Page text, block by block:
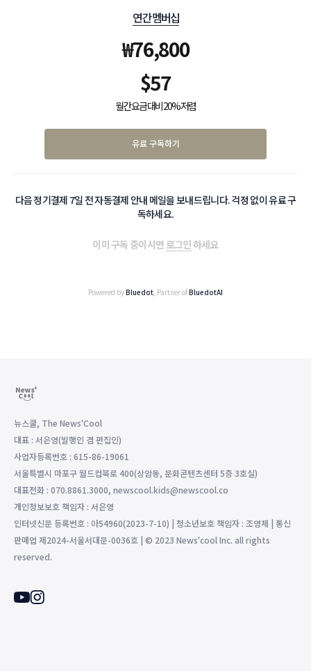
연간 멤버십
₩76,800
$57
월간 요금 대비 20% 저렴
유료 구독하기
다음 정기결제 7일 전 자동결제 안내 메일을 보내드립니다. 걱정 없이 유료 구
독하세요.
이미 구독 중이시면 로그인하세요
Powered byBluedot , Partner ofBluedotAI
뉴스쿨, The News'Cool
대표 : 서은영(발행인 겸 편집인)
사업자등록번호 : 615-86-19061
서울특별시 마포구 월드컵북로 400(상암동, 문화콘텐츠센터 5층 3호실)
대표전화 : 070.8861.3000, newscool.kids@newscool.co
개인정보보호 책임자 : 서은영
인터넷신문 등록번호 : 아54960(2023-7-10) | 청소년보호 책임자 : 조영제 | 통신
판매업 제2024-서울서대문-0036호 | © 2023 News'cool Inc. all rights
reserved.